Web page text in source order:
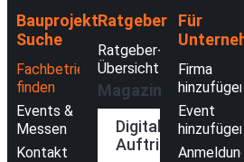
Bauprojekt-
Suche
Fachbetriebe
finden
Events &
Messen
Kontakt
Ratgeber
Ratgeber-
Übersicht
Magazin
Digitaler
Auftritt
Für
Firma
hinzufügen
Event
hinzufügen
Anmeldung